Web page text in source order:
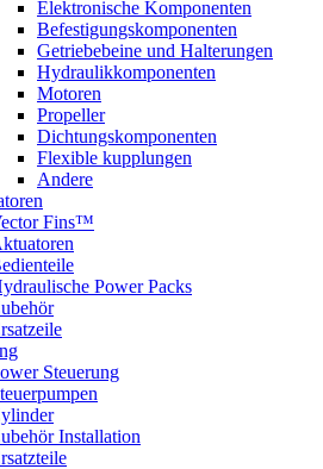
Elektronische Komponenten
Befestigungskomponenten
Getriebebeine und Halterungen
Hydraulikkomponenten
Motoren
Propeller
Dichtungskomponenten
Flexible kupplungen
Andere
Fins™
Power Packs
Steuerung
Installation